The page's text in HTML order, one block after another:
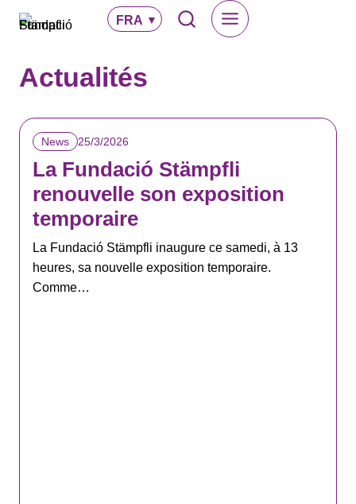
FRA
Actualités
News 25/3/2026
La Fundació Stämpfli
renouvelle son exposition
temporaire
La Fundació Stämpfli inaugure ce samedi, à 13
heures, sa nouvelle exposition temporaire.
Comme…